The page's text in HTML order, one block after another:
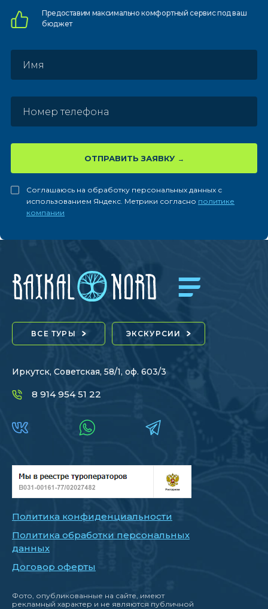
Предоставим максимально комфортныйсервис под ваш
бюджет
ОТПРАВИТЬ ЗАЯВКУ
Соглашаюсь на обработку персональных данных с
использованием Яндекс. Метрики согласно политике
компании
ВСЕ ТУРЫ ЭКСКУРСИИ
Иркутск, Советская, 58/1, оф. 603/3
8 914 954 51 22
Политика конфиденциальности
Политика обработки персональных
данных
Договор оферты
Фото, опубликованные на сайте, имеют
рекламный характер и не являются публичной